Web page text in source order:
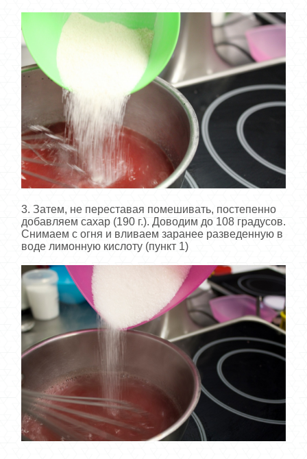
3. Затем, не переставая помешивать, постепенно
добавляем сахар (190 г.). Доводим до 108 градусов.
Снимаем с огня и вливаем заранее разведенную в
воде лимонную кислоту (пункт 1)